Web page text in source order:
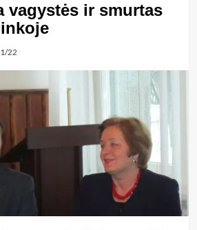
vagystės ir smurtas
22